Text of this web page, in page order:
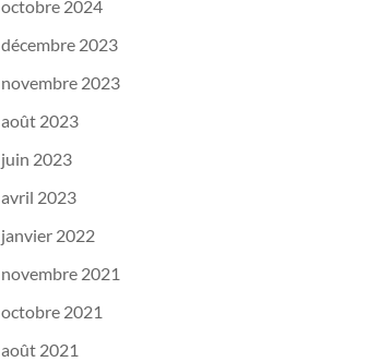
octobre 2024
décembre 2023
novembre 2023
août 2023
juin 2023
avril 2023
janvier 2022
novembre 2021
octobre 2021
août 2021